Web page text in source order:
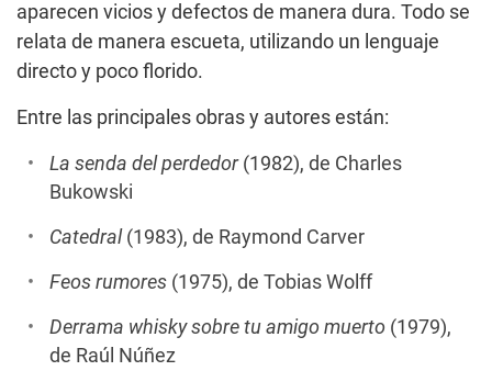
aparecen vicios y defectos de manera dura. Todo se
relata de manera escueta, utilizando un lenguaje
directo y poco florido.
Entre las principales obras y autores están:
La senda del perdedor (1982), de Charles
Bukowski
Catedral (1983), de Raymond Carver
Feos rumores (1975), de Tobias Wolff
Derrama whisky sobre tu amigo muerto (1979),
de Raúl Núñez